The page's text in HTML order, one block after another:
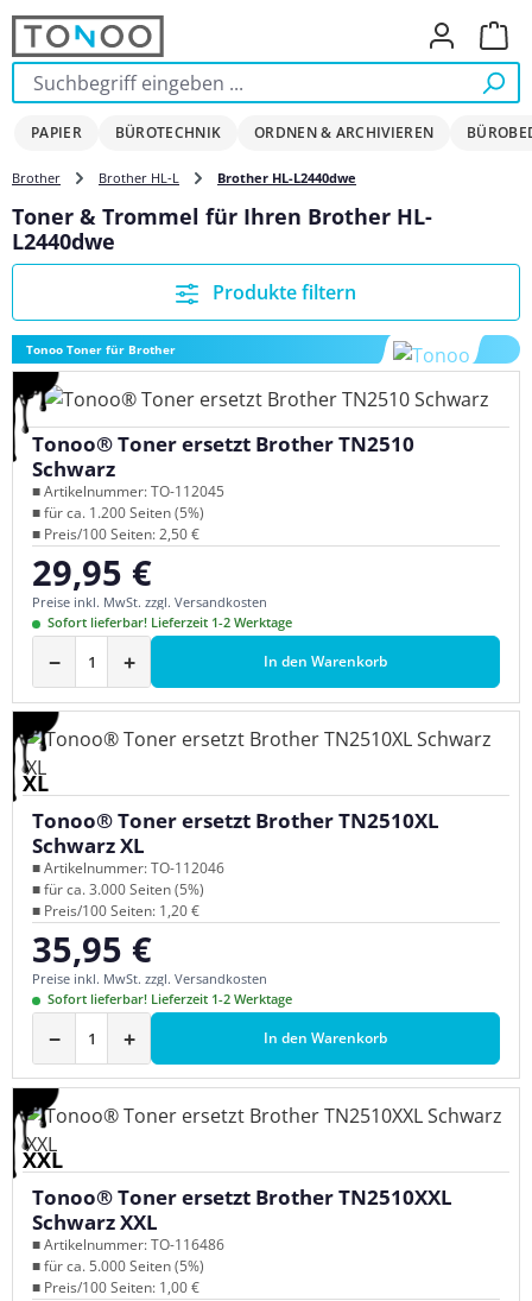
Zum Hauptinhalt springen
PAPIER BÜROTECHNIK ORDNEN & ARCHIVIEREN
Brother Brother HL-L Brother HL-L2440dwe
Toner & Trommel für Ihren Brother HL-
L2440dwe
Produkte filtern
Tonoo Toner für Brother
Tonoo® Toner ersetzt Brother TN2510
Schwarz
■ Artikelnummer: TO-112045
■ für ca. 1.200 Seiten (5%)
■ Preis/100 Seiten: 2,50 €
Regulärer Preis:
29,95 €
Preise inkl. MwSt. zzgl. Versandkosten
Sofort lieferbar! Lieferzeit 1-2 Werktage
− + In den Warenkorb
XL
Tonoo® Toner ersetzt Brother TN2510XL
Schwarz XL
■ Artikelnummer: TO-112046
■ für ca. 3.000 Seiten (5%)
■ Preis/100 Seiten: 1,20 €
Regulärer Preis:
35,95 €
Preise inkl. MwSt. zzgl. Versandkosten
Sofort lieferbar! Lieferzeit 1-2 Werktage
− + In den Warenkorb
XXL
Tonoo® Toner ersetzt Brother TN2510XXL
Schwarz XXL
■ Artikelnummer: TO-116486
■ für ca. 5.000 Seiten (5%)
■ Preis/100 Seiten: 1,00 €